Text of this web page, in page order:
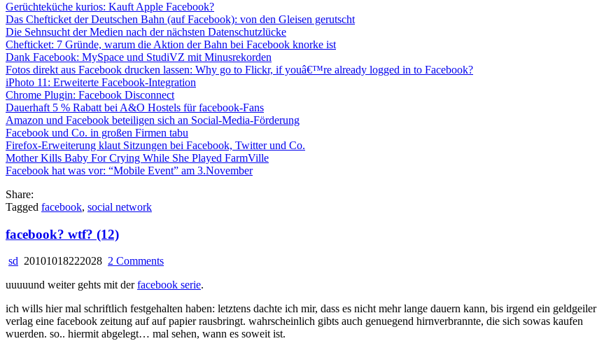
Gerüchteküche kurios: Kauft Apple Facebook?
Das Chefticket der Deutschen Bahn (auf Facebook): von den Gleisen gerutscht
Die Sehnsucht der Medien nach der nächsten Datenschutzlücke
Chefticket: 7 Gründe, warum die Aktion der Bahn bei Facebook knorke ist
Dank Facebook: MySpace und StudiVZ mit Minusrekorden
Fotos direkt aus Facebook drucken lassen: Why go to Flickr, if youâ€™re already logged in to Facebook?
iPhoto 11: Erweiterte Facebook-Integration
Chrome Plugin: Facebook Disconnect
Dauerhaft 5 % Rabatt bei A&O Hostels für facebook-Fans
Amazon und Facebook beteiligen sich an Social-Media-Förderung
Facebook und Co. in großen Firmen tabu
Firefox-Erweiterung klaut Sitzungen bei Facebook, Twitter und Co.
Mother Kills Baby For Crying While She Played FarmVille
Facebook hat was vor: “Mobile Event” am 3.November
Share:
Tagged facebook, social network
facebook? wtf? (12)
sd 20101018222028 2 Commentson
wtf?
uuuuund weiter gehts mit derfacebook serie.
ich wills hier mal schriftlich festgehalten haben: letztens dachte ich mir, dass es nicht mehr lange dauern kann, bis irgend ein geldgeiler
verlag eine facebook zeitung auf auf papier rausbringt. wahrscheinlich gibts auch genuegend hirnverbrannte, die sich sowas kaufen
wuerden. so.. hiermit abgelegt… mal sehen, wann es soweit ist.